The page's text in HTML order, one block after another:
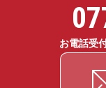
お電話受